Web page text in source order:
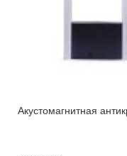
Акустомагнитная